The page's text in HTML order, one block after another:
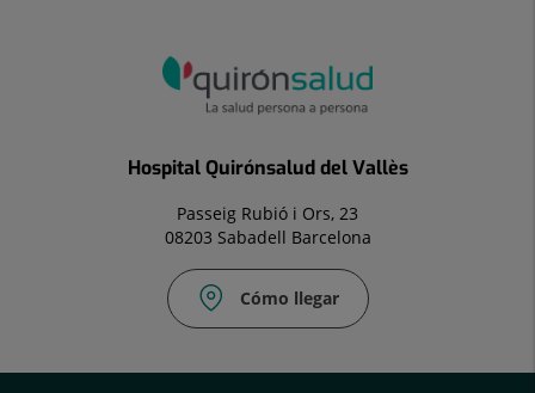
Hospital Quirónsalud del Vallès
Passeig Rubió i Ors, 23
08203 Sabadell Barcelona
Cómo llegar
937